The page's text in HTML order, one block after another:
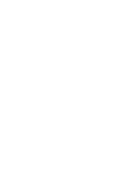
soporte y la
donde
vendedores
traders a
repetidamente
un nivel, más